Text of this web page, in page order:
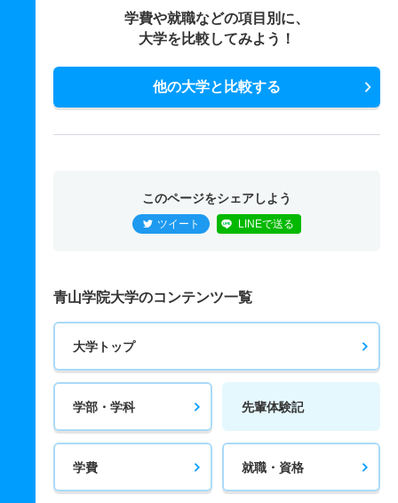
学費や就職などの項目別に、
大学を比較してみよう！
他の大学と比較する
このページをシェアしよう
ツイート LINEで送る
青山学院大学のコンテンツ一覧
大学トップ
学部・学科 先輩体験記
学費 就職・資格